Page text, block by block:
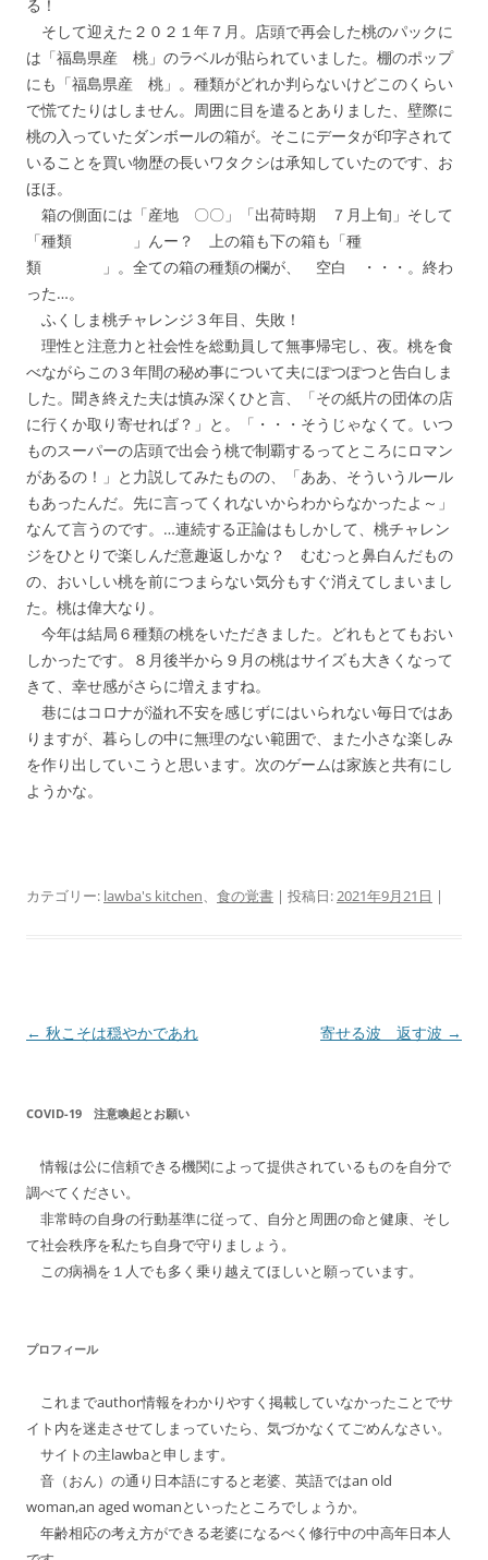
る！
そして迎えた２０２１年７月。店頭で再会した桃のパックに
は「福島県産 桃」のラベルが貼られていました。棚のポップ
にも「福島県産 桃」。種類がどれか判らないけどこのくらい
で慌てたりはしません。周囲に目を遣るとありました、壁際に
桃の入っていたダンボールの箱が。そこにデータが印字されて
いることを買い物歴の長いワタクシは承知していたのです、お
ほほ。
箱の側面には「産地 〇〇」「出荷時期 ７月上旬」そして
「種類 」んー？ 上の箱も下の箱も「種
類 」。全ての箱の種類の欄が、 空白 ・・・。終わ
った…。
ふくしま桃チャレンジ３年目、失敗！
理性と注意力と社会性を総動員して無事帰宅し、夜。桃を食
べながらこの３年間の秘め事について夫にぽつぽつと告白しま
した。聞き終えた夫は慎み深くひと言、「その紙片の団体の店
に行くか取り寄せれば？」と。「・・・そうじゃなくて。いつ
ものスーパーの店頭で出会う桃で制覇するってところにロマン
があるの！」と力説してみたものの、「ああ、そういうルール
もあったんだ。先に言ってくれないからわからなかったよ～」
なんて言うのです。…連続する正論はもしかして、桃チャレン
ジをひとりで楽しんだ意趣返しかな？ むむっと鼻白んだもの
の、おいしい桃を前につまらない気分もすぐ消えてしまいまし
た。桃は偉大なり。
今年は結局６種類の桃をいただきました。どれもとてもおい
しかったです。８月後半から９月の桃はサイズも大きくなって
きて、幸せ感がさらに増えますね。
巷にはコロナが溢れ不安を感じずにはいられない毎日ではあ
りますが、暮らしの中に無理のない範囲で、また小さな楽しみ
を作り出していこうと思います。次のゲームは家族と共有にし
ようかな。
カテゴリー: lawba's kitchen、 食の覚書 | 投稿日:2021年9月21日 |
投
ビ
ー
シ
ョ
← 秋こそは穏やかであれ 寄せる波 返す波 →
COVID-19 注意喚起とお願い
情報は公に信頼できる機関によって提供されているものを自分で
調べてください。
非常時の自身の行動基準に従って、自分と周囲の命と健康、そし
て社会秩序を私たち自身で守りましょう。
この病禍を１人でも多く乗り越えてほしいと願っています。
プロフィール
これまでauthor情報をわかりやすく掲載していなかったことでサ
イト内を迷走させてしまっていたら、気づかなくてごめんなさい。
サイトの主lawbaと申します。
音（おん）の通り日本語にすると老婆、英語ではan old
woman,an aged womanといったところでしょうか。
年齢相応の考え方ができる老婆になるべく修行中の中高年日本人